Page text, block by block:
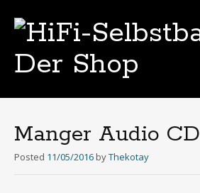
Manger Audio CD
Posted 11/05/2016 byThekotay